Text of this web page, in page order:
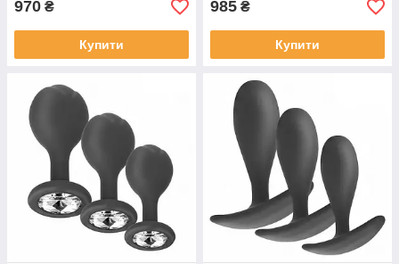
970 ₴
Купити
985 ₴
Купити